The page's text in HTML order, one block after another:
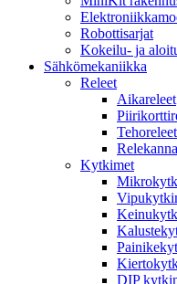
Robottisarjat
Kokeilu- ja
Sähkömekaniikka
Releet
Aikareleet
Tehoreleet
Kytkimet
DIP